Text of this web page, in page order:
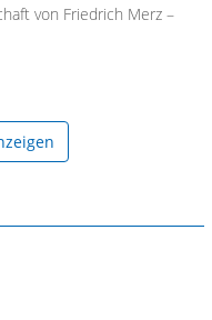
von Friedrich Merz –